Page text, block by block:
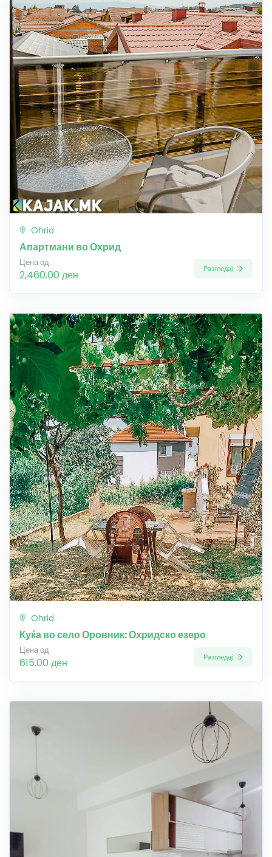
Ohrid
Апартмани во Охрид
Цена од
2,460.00 ден Разгледај
Ohrid
Куќа во село Оровник: Охридско езеро
Цена од
615.00 ден Разгледај